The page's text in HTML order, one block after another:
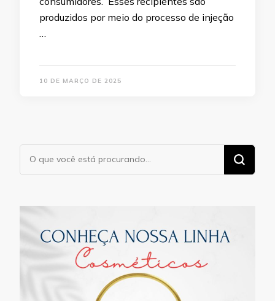
produzidos por meio do processo de injeção
…
10 DE MARÇO DE 2025
Procurando
algo?